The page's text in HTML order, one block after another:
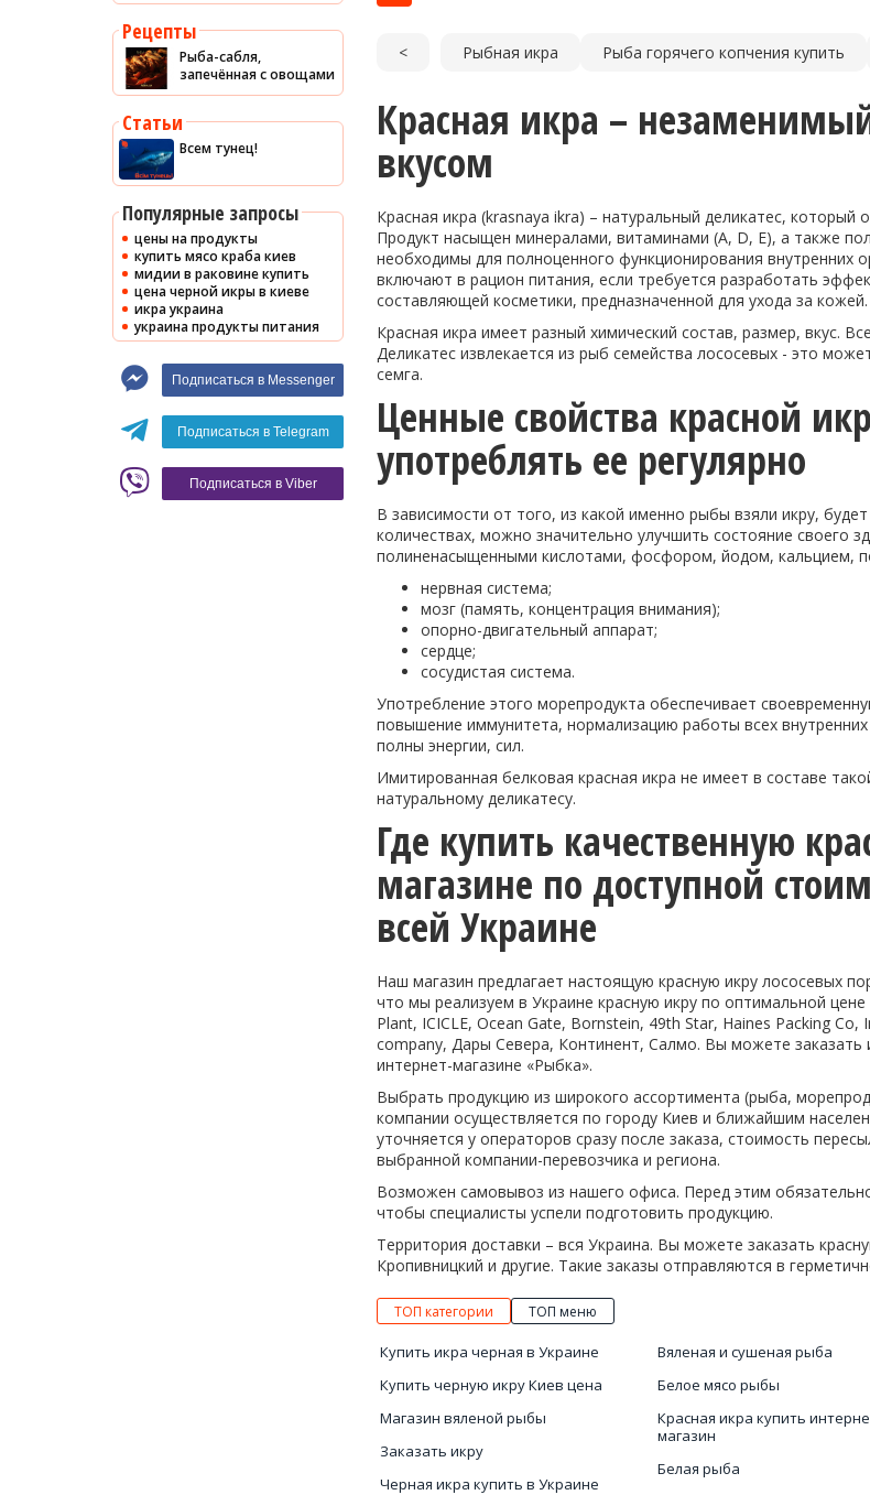
Рецепты
Рыба-сабля,
запечённая с овощами
Статьи
Всем тунец!
Популярные запросы
цены на продукты
купить мясо краба киев
мидии в раковине купить
цена черной икры в киеве
икра украина
украина продукты питания
Подписаться в Messenger
Подписаться в Telegram
Подписаться в Viber
< Рыбная икра Рыба горячего копчения купить
Красная икра –
вкусом
Красная икра (krasnaya ikra) – натуральный деликатес,
Продукт насыщен минералами, витаминами (А, D, Е), а также
необходимы для полноценного функционирования внутренних
включают в рацион питания, если требуется разработать
составляющей косметики, предназначенной для ухода за кожей.
Красная икра имеет разный химический состав, размер, вкус.
Деликатес извлекается из рыб семейства лососевых - это
семга.
Ценные свойства красной
употреблять ее регулярно
В зависимости от того, из какой именно рыбы взяли икру,
количествах, можно значительно улучшить состояние своего
полиненасыщенными кислотами, фосфором, йодом, кальцием,
нервная система;
мозг (память, концентрация внимания);
опорно-двигательный аппарат;
сердце;
сосудистая система.
Употребление этого морепродукта обеспечивает
повышение иммунитета, нормализацию работы всех
полны энергии, сил.
Имитированная белковая красная икра не имеет в составе
натуральному деликатесу.
Где купить качественную
магазине по доступной
всей Украине
Наш магазин предлагает настоящую красную икру лососевых
что мы реализуем в Украине красную икру по оптимальной
Plant, ICICLE, Ocean Gate, Bornstein, 49th Star, Haines Packing
company, Дары Севера, Континент, Салмо. Вы можете заказать
интернет-магазине «Рыбка».
Выбрать продукцию из широкого ассортимента (рыба,
компании осуществляется по городу Киев и ближайшим
уточняется у операторов сразу после заказа, стоимость
выбранной компании-перевозчика и региона.
Возможен самовывоз из нашего офиса. Перед этим
чтобы специалисты успели подготовить продукцию.
Территория доставки – вся Украина. Вы можете заказать
Кропивницкий и другие. Такие заказы отправляются в
ТОП категории ТОП меню
Купить икра черная в Украине
Купить черную икру Киев цена
Магазин вяленой рыбы
Заказать икру
Черная икра купить в Украине
Вяленая и сушеная рыба
Белое мясо рыбы
Красная икра купить
магазин
Белая рыба